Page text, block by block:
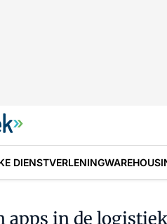
DIENSTVERLENING
apps in de